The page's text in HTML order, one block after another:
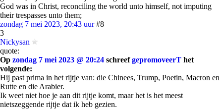
God was in Christ, reconciling the world unto himself, not imputing
their trespasses unto them;
zondag 7 mei 2023, 20:43 uur #8
3
Nickysan
quote:
Op zondag 7 mei 2023 @ 20:24 schreefgepromoveerT het
volgende:
Hij past prima in het rijtje van: die Chinees, Trump, Poetin, Macron en
Rutte en die Arabier.
Ik weet niet hoe je aan dit rijtje komt, maar het is het meest
nietszeggende rijtje dat ik heb gezien.